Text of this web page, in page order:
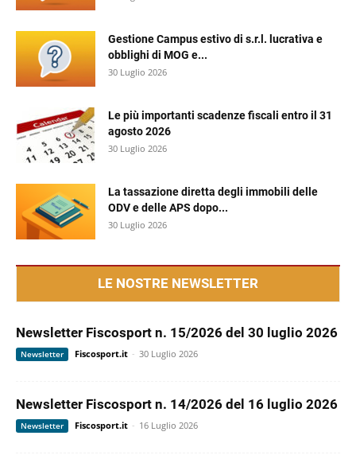
Gestione Campus estivo di s.r.l. lucrativa e
obblighi di MOG e...
30 Luglio 2026
Le più importanti scadenze fiscali entro il 31
agosto 2026
30 Luglio 2026
La tassazione diretta degli immobili delle
ODV e delle APS dopo...
30 Luglio 2026
LE NOSTRE NEWSLETTER
Newsletter Fiscosport n. 15/2026 del 30 luglio 2026
Newsletter Fiscosport.it - 30 Luglio 2026
Newsletter Fiscosport n. 14/2026 del 16 luglio 2026
Newsletter Fiscosport.it - 16 Luglio 2026